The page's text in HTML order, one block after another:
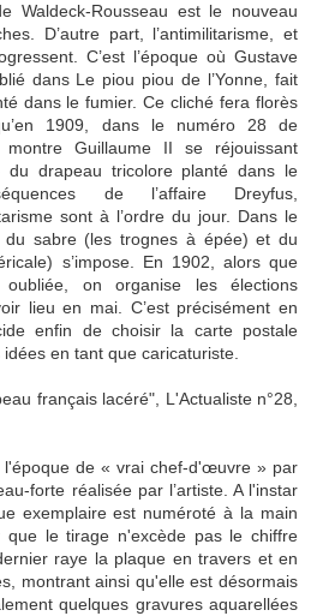
Waldeck-Rousseau est le nouveau
D’autre part, l’antimilitarisme, et
C’est l’époque où Gustave
dans Le piou piou de l’Yonne, fait
dans le fumier. Ce cliché fera florès
1909, dans le numéro 28 de
montre Guillaume II se réjouissant
du drapeau tricolore planté dans le
de l’affaire Dreyfus,
sont à l’ordre du jour. Dans le
du sabre (les trognes à épée) et du
s’impose. En 1902, alors que
oubliée, on organise les élections
lieu en mai. C’est précisément en
enfin de choisir la carte postale
en tant que caricaturiste.
français lacéré", L'Actualiste n°28,
l'époque de « vrai chef-d'œuvre » par
forte réalisée par l’artiste. A l'instar
exemplaire est numéroté à la main
le tirage n'excède pas le chiffre
raye la plaque en travers et en
montrant ainsi qu'elle est désormais
quelques gravures aquarellées